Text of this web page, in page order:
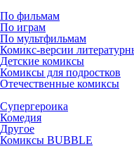
По фильмам
По играм
По мультфильмам
Комикс-версии
Детские комиксы
Комиксы для подростков
Отечественные комиксы
Супергероика
Комедия
Другое
Комиксы BUBBLE